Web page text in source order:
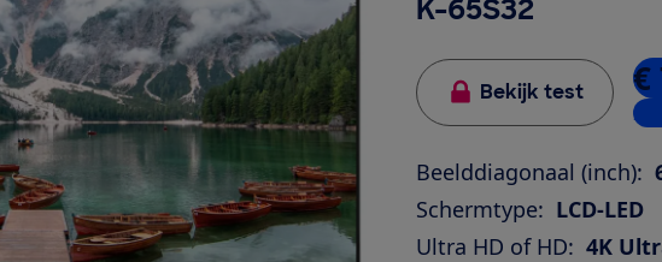
K-65S32
Bekijk test €
2
Beelddiagonaal (inch):
Schermtype: LCD-LED
Ultra HD of HD: 4K